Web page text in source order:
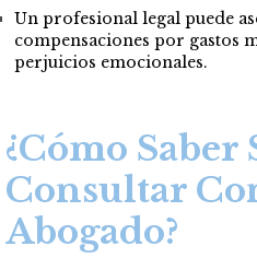
Un profesional legal puede
compensaciones por gastos
perjuicios emocionales.
¿Cómo Saber
Consultar
Abogado?